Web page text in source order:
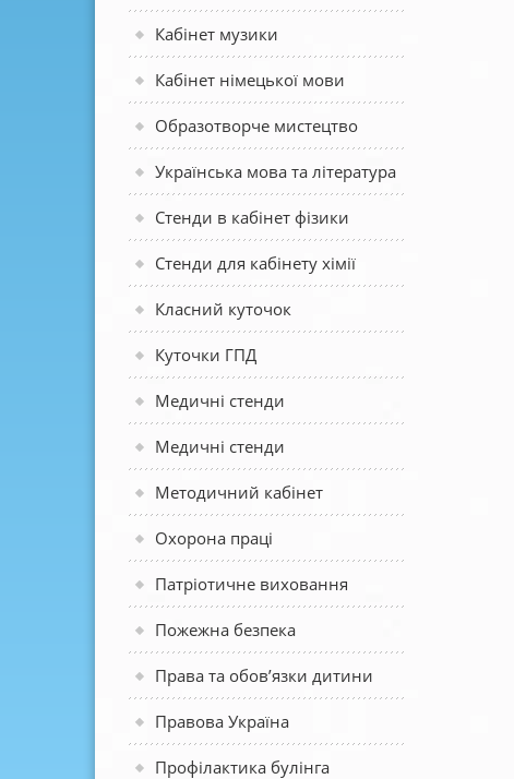
Кабінет музики
Кабінет німецької мови
Образотворче мистецтво
Українська мова та література
Стенди в кабінет фізики
Стенди для кабінету хімії
Класний куточок
Куточки ГПД
Медичні стенди
Медичні стенди
Методичний кабінет
Охорона праці
Патріотичне виховання
Пожежна безпека
Права та обов’язки дитини
Правова Україна
Профілактика булінга